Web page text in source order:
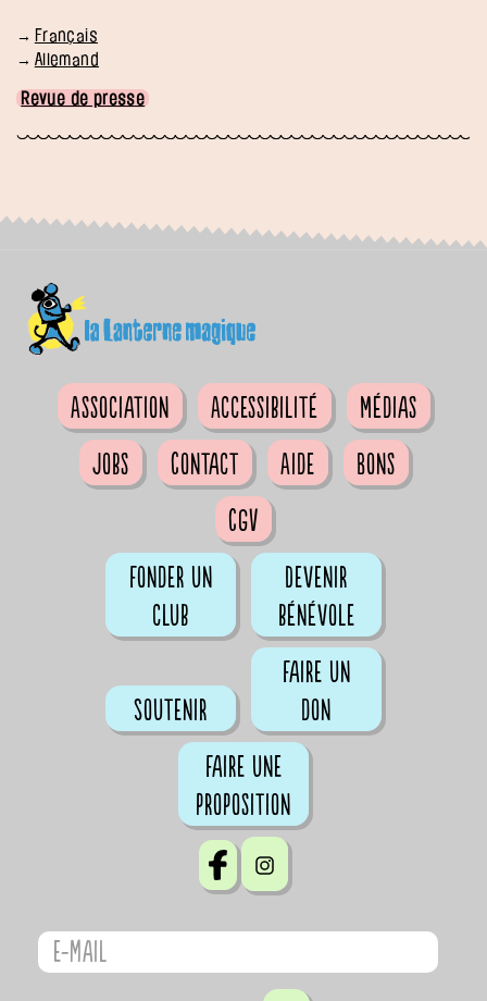
Français
Allemand
Revue de presse
Association Accessibilité
Médias
Jobs
Contact Aide
Bons
CGV
Fonder un
club
Devenir
bénévole
Soutenir
Faire un
don
Faire une
proposition